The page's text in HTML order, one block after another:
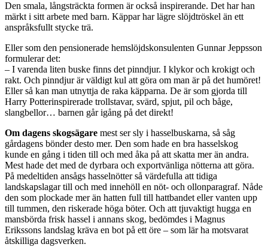
Den smala, långsträckta formen är också inspirerande. Det har han
märkt i sitt arbete med barn. Käppar har lägre slöjdtröskel än ett
anspråksfullt stycke trä.
Eller som den pensionerade hemslöjdskonsulenten Gunnar Jeppsson
formulerar det:
– I varenda liten buske finns det pinndjur. I klykor och krokigt och
rakt. Och pinndjur är väldigt kul att göra om man är på det humöret!
Eller så kan man utnyttja de raka käpparna. De är som gjorda till
Harry Potterinspirerade trollstavar, svärd, spjut, pil och båge,
slangbellor… barnen går igång på det direkt!
Om dagens skogsägare mest ser sly i hasselbuskarna, så såg
gårdagens bönder desto mer. Den som hade en bra hasselskog
kunde en gång i tiden till och med åka på att skatta mer än andra.
Mest hade det med de dyrbara och exportvänliga nötterna att göra.
På medeltiden ansågs hasselnötter så värdefulla att tidiga
landskapslagar till och med innehöll en nöt- och ollonparagraf. Nåde
den som plockade mer än hatten full till hattbandet eller vanten upp
till tummen, den riskerade höga böter. Och att tjuvaktigt hugga en
mansbörda frisk hassel i annans skog, bedömdes i Magnus
Erikssons landslag kräva en bot på ett öre – som lär ha motsvarat
åtskilliga dagsverken.